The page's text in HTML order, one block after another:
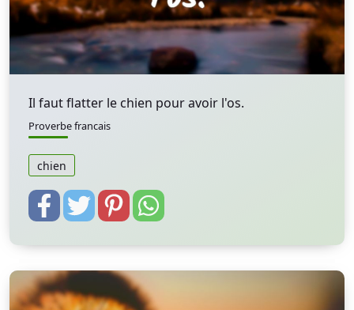
Il faut flatter le chien pour avoir l'os.
Proverbe francais
chien